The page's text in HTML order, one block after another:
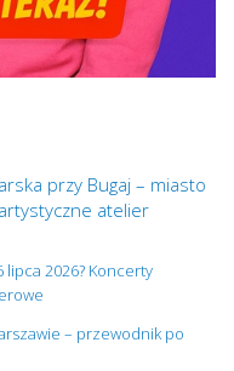
przy Bugaj – miasto
atelier
lipca 2026? Koncerty
– przewodnik po